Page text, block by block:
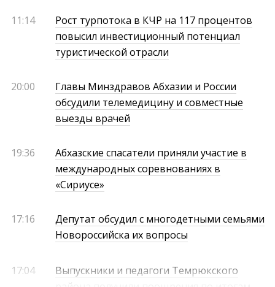
11:14
Рост турпотока в КЧР на 117 процентов
повысил инвестиционный потенциал
туристической отрасли
20:00
Главы Минздравов Абхазии и России
обсудили телемедицину и совместные
выезды врачей
19:36
Абхазские спасатели приняли участие в
международных соревнованиях в
«Сириусе»
17:16
Депутат обсудил с многодетными семьями
Новороссийска их вопросы
17:04
Выпускники и педагоги Темрюкского